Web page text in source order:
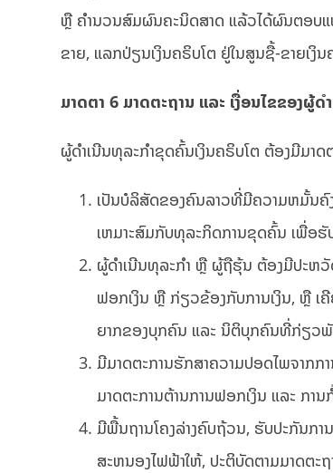
ຫຼື ຄຳນວນສົມຜົນຄະນິດສາດ ແລ້ວໄດ້ຜົນຕອບແ
ຂາຍ, ແລກປ່ຽນເງິນຄຣິບໂຕ ຢູ່ໃນສູນຊື້-ຂາຍເງິ
ມາດຕາ6ມາດຕະຖານ ແລະ ເງື່ອນໄຂຂອງຜູ້
ຜູ້ດໍາເນີນທຸລະກໍາຂຸດຄົ້ນເງິນຄຣິບໂຕ ຕ້ອງມີມາດ
ເປັນບໍລິສັດຂອງຄົນລາວທີ່ມີຄວາມຫມັ້ນຄົ
ເຫມາະສົມກັບທຸລະກິດການຂຸດຄົ້ນ ເພື່ອຮັ
ຜູ້ດໍາເນີນທຸລະກໍາ ຫຼື ຜູ້ຖືຮຸ້ນ ຕ້ອງມີປະຫວັ
ຟອກເງິນ ຫຼື ກ່ຽວຂ້ອງກັບການເງິນ, ຫຼື
ຍາກຂອງບຸກຄົນ ແລະ ນິຕິບຸກຄົນທີ່ກ່ຽວພັ
ມີມາດຕະການຮັກສາຄວາມປອດໄພຈາກກ
ມາດຕະການຕ້ານການຟອກເງິນ ແລະ ການ
ມີພື້ນຖານໂຄງລ່າງຄົບຖ້ວນ, ຮັບປະກັນກາ
ສະຫນອງໄຟຟ້າໃຫ້, ປະຕິບັດຕາມມາດຕະ